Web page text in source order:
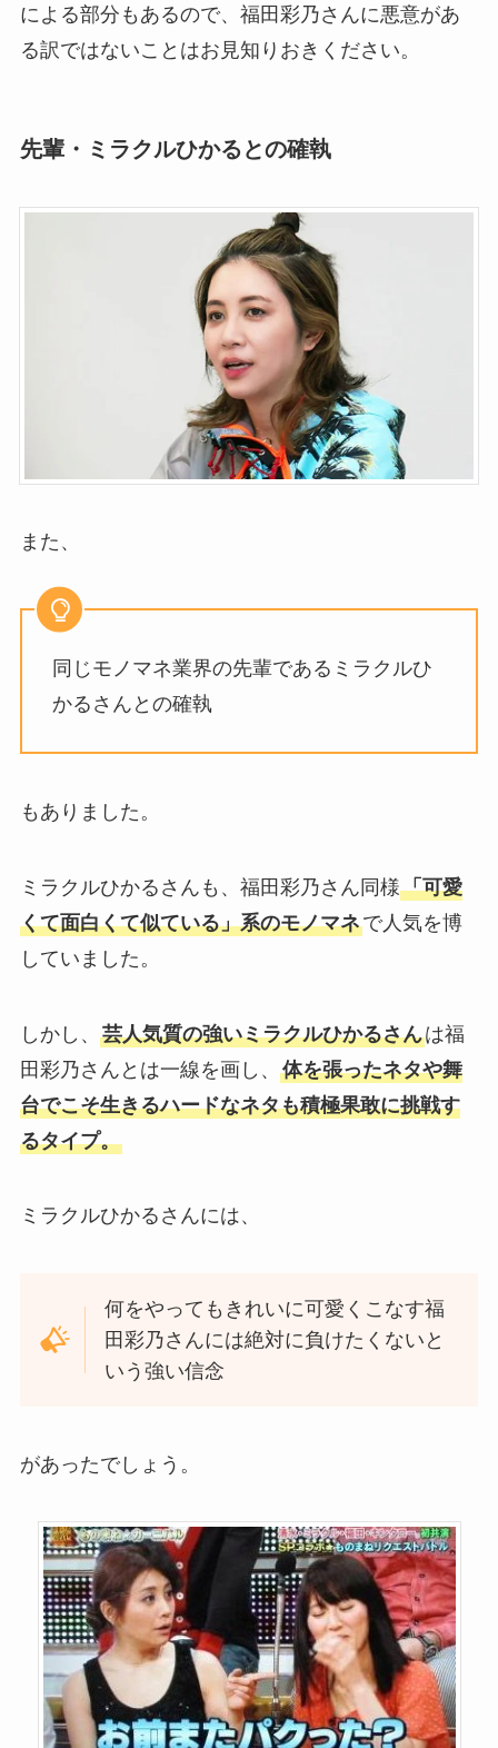
による部分もあるので、福田彩乃さんに悪意があ
る訳ではないことはお見知りおきください。
先輩・ミラクルひかるとの確執
また、
同じモノマネ業界の先輩であるミラクルひ
かるさんとの確執
もありました。
ミラクルひかるさんも、福田彩乃さん同様「可愛
くて面白くて似ている」系のモノマネで人気を博
していました。
しかし、 芸人気質の強いミラクルひかるさんは福
田彩乃さんとは一線を画し、 体を張ったネタや舞
台でこそ生きるハードなネタも積極果敢に挑戦す
るタイプ。
ミラクルひかるさんには、
何をやってもきれいに可愛くこなす福
田彩乃さんには絶対に負けたくないと
いう強い信念
があったでしょう。